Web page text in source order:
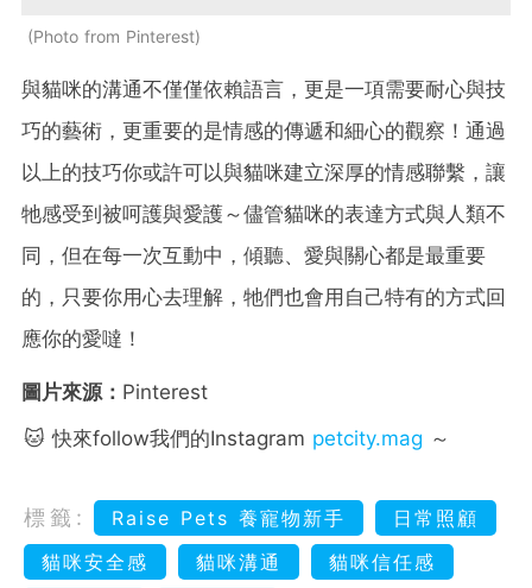
Photo from Pinterest
與貓咪的溝通不僅僅依賴語言，更是一項需要耐心與技
巧的藝術，更重要的是情感的傳遞和細心的觀察！通過
以上的技巧你或許可以與貓咪建立深厚的情感聯繫，讓
牠感受到被呵護與愛護～儘管貓咪的表達方式與人類不
同，但在每一次互動中，傾聽、愛與關心都是最重要
的，只要你用心去理解，牠們也會用自己特有的方式回
應你的愛噠！
圖片來源： Pinterest
🐱 快來follow我們的Instagram petcity.mag ～
標籤: Raise Pets 養寵物新手
日常照顧
貓咪安全感
貓咪溝通
貓咪信任感